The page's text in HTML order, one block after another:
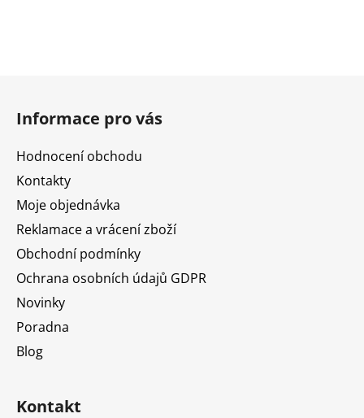
Informace pro vás
Hodnocení obchodu
Kontakty
Moje objednávka
Reklamace a vrácení zboží
Obchodní podmínky
Ochrana osobních údajů GDPR
Novinky
Poradna
Blog
Kontakt